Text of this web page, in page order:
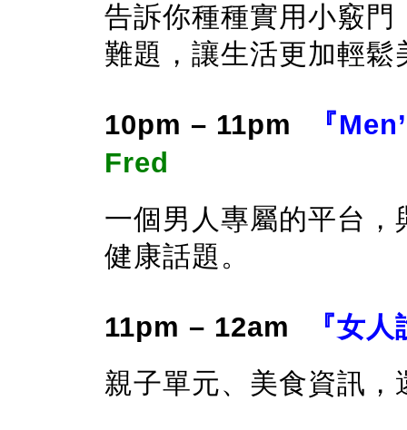
告訴你種種實用小竅
難題，讓生活更加輕
10pm – 11pm
『
Fred
一個男人專屬的平台
健康話題。
11pm – 12am
『女
親子單元、美食資訊